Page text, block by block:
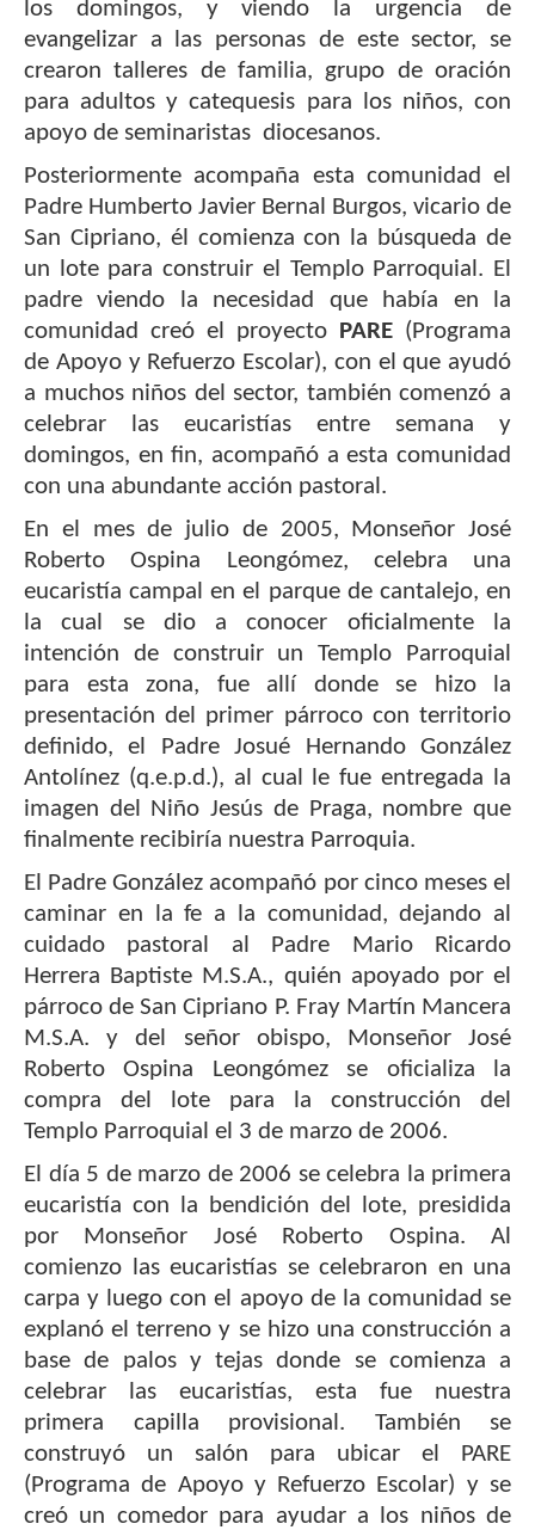
los domingos, y viendo la urgencia de
evangelizar a las personas de este sector, se
crearon talleres de familia, grupo de oración
para adultos y catequesis para los niños, con
apoyo de seminaristas diocesanos.
Posteriormente acompaña esta comunidad el
Padre Humberto Javier Bernal Burgos, vicario de
San Cipriano, él comienza con la búsqueda de
un lote para construir el Templo Parroquial. El
padre viendo la necesidad que había en la
comunidad creó el proyecto PARE (Programa
de Apoyo y Refuerzo Escolar), con el que ayudó
a muchos niños del sector, también comenzó a
celebrar las eucaristías entre semana y
domingos, en fin, acompañó a esta comunidad
con una abundante acción pastoral.
En el mes de julio de 2005, Monseñor José
Roberto Ospina Leongómez, celebra una
eucaristía campal en el parque de cantalejo, en
la cual se dio a conocer oficialmente la
intención de construir un Templo Parroquial
para esta zona, fue allí donde se hizo la
presentación del primer párroco con territorio
definido, el Padre Josué Hernando González
Antolínez (q.e.p.d.), al cual le fue entregada la
imagen del Niño Jesús de Praga, nombre que
finalmente recibiría nuestra Parroquia.
El Padre González acompañó por cinco meses el
caminar en la fe a la comunidad, dejando al
cuidado pastoral al Padre Mario Ricardo
Herrera Baptiste M.S.A., quién apoyado por el
párroco de San Cipriano P. Fray Martín Mancera
M.S.A. y del señor obispo, Monseñor José
Roberto Ospina Leongómez se oficializa la
compra del lote para la construcción del
Templo Parroquial el 3 de marzo de 2006.
El día 5 de marzo de 2006 se celebra la primera
eucaristía con la bendición del lote, presidida
por Monseñor José Roberto Ospina. Al
comienzo las eucaristías se celebraron en una
carpa y luego con el apoyo de la comunidad se
explanó el terreno y se hizo una construcción a
base de palos y tejas donde se comienza a
celebrar las eucaristías, esta fue nuestra
primera capilla provisional. También se
construyó un salón para ubicar el PARE
(Programa de Apoyo y Refuerzo Escolar) y se
creó un comedor para ayudar a los niños de